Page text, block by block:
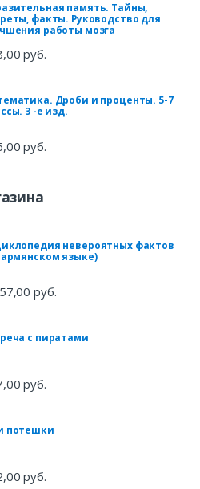
память. Тайны,
факты. Руководство для
работы мозга
руб.
Дроби и проценты. 5-7
3 -е изд.
руб.
невероятных фактов
языке)
руб.
с пиратами
руб.
потешки
руб.